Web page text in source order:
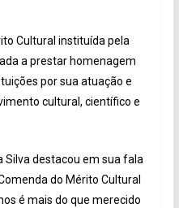
Cultural instituída pela
a prestar homenagem
por sua atuação e
cultural, científico e
Silva destacou em sua fala
do Mérito Cultural
é mais do que merecido